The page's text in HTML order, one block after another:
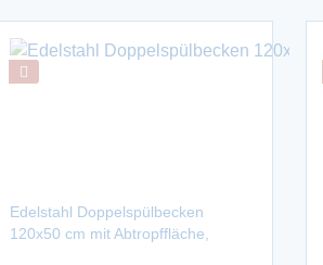
Edelstahl Doppelspülbecken
120x50 cm mit Abtropffläche,